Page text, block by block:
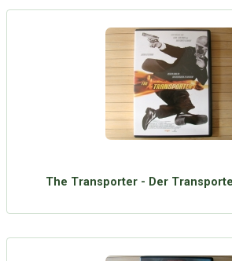
The Transporter - Der